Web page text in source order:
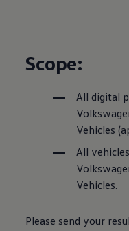
Scope:
All digital
Vehicles
All
Vehicles.
Please send your